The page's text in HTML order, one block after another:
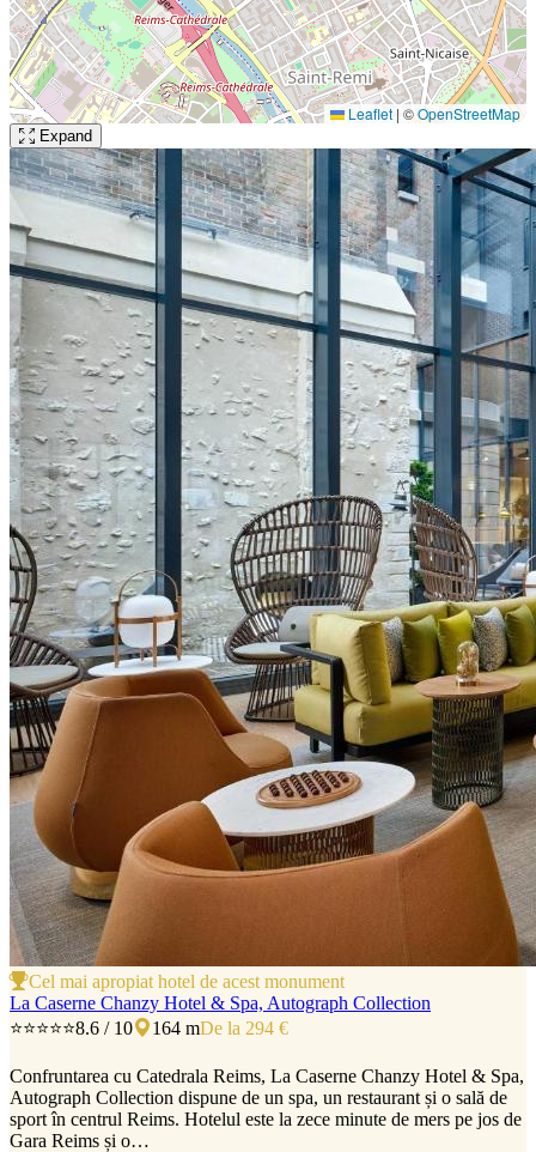
Leaflet | ©OpenStreetMap
Expand
Cel mai apropiat hotel de acest monument
La Caserne Chanzy Hotel & Spa, Autograph Collection
⭐⭐⭐⭐⭐8.6 / 10 164 mDe la 294 €
Confruntarea cu Catedrala Reims, La Caserne Chanzy Hotel & Spa,
Autograph Collection dispune de un spa, un restaurant și o sală de
sport în centrul Reims. Hotelul este la zece minute de mers pe jos de
Gara Reims și o…